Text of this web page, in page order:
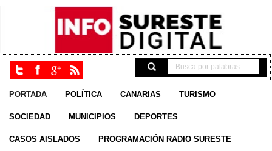
PORTADA POLÍTICA CANARIAS TURISMO
SOCIEDAD MUNICIPIOS DEPORTES
CASOS AISLADOS PROGRAMACIÓN RADIO SURESTE